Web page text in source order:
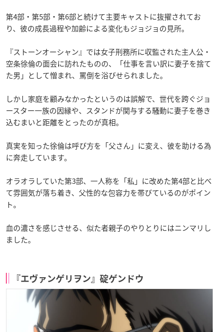
第4部・第5部・第6部と続けて主要キャストに抜擢されてお
り、彼の成長過程や加齢による変化もジョジョの見所。
『ストーンオーシャン』では女子刑務所に収監された主人公・
空条徐倫の面会に訪れたものの、「仕事を言い訳に妻子を捨て
た男」として憎まれ、罵倒を浴びせられました。
しかし家庭を顧みなかったというのは誤解で、世代を跨ぐジョ
ースター一族の因縁や、スタンドが関与する騒動に妻子を巻き
込むまいと距離をとったのが真相。
真実を知った徐倫は呼び方を「父さん」に変え、彼を助ける為
に奔走しています。
オラオラしていた第3部、一人称を「私」に改めた第4部と比べ
て雰囲気が落ち着き、父性的な包容力を帯びているのがポイン
ト。
血の濃さを感じさせる、似た者親子のやりとりにはニンマリし
ました。
『エヴァンゲリヲン』碇ゲンドウ